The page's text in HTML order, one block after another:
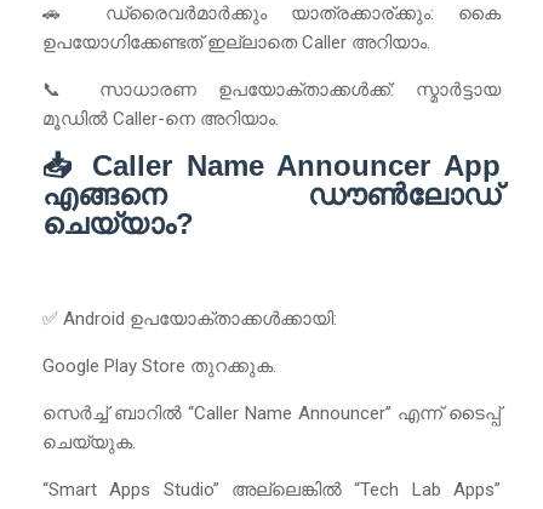
🚗 ഡ്രൈവർമാർക്കും യാത്രക്കാര്ക്കും: കൈ
ഉപയോഗിക്കേണ്ടത് ഇല്ലാതെ Caller അറിയാം.
📞 സാധാരണ ഉപയോക്താക്കൾക്ക്: സ്മാർട്ടായ
മൂഡിൽ Caller-നെ അറിയാം.
📥 Caller Name Announcer App
എങ്ങനെ ഡൗൺലോഡ്
ചെയ്യാം?
✅ Android ഉപയോക്താക്കൾക്കായി:
Google Play Store തുറക്കുക.
സെർച്ച് ബാറിൽ “Caller Name Announcer” എന്ന് ടൈപ്പ്
ചെയ്യുക.
“Smart Apps Studio” അല്ലെങ്കിൽ “Tech Lab Apps”